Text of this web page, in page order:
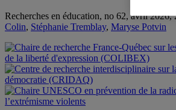
Recherches en éducation, no 62, avril
Colin, Stéphanie Tremblay, Maryse Potvin